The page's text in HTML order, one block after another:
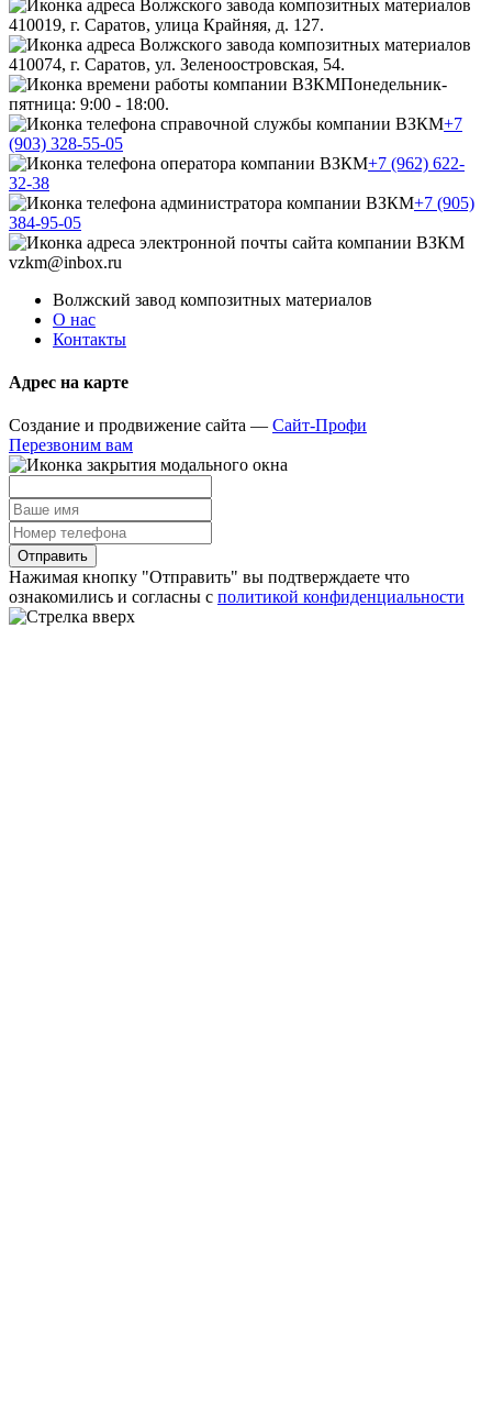
410019, г. Саратов, улица Крайняя, д. 127.
410074, г. Саратов, ул. Зеленоостровская, 54.
Понедельник-
пятница: 9:00 - 18:00.
+7
(903) 328-55-05
+7 (962) 622-
32-38
+7 (905)
384-95-05
vzkm@inbox.ru
Волжский завод композитных материалов
О нас
Контакты
Адрес на карте
Создание и продвижение сайта — Сайт-Профи
Перезвоним вам
Отправить
Нажимая кнопку "Отправить" вы подтверждаете что
ознакомились и согласны с политикой конфиденциальности